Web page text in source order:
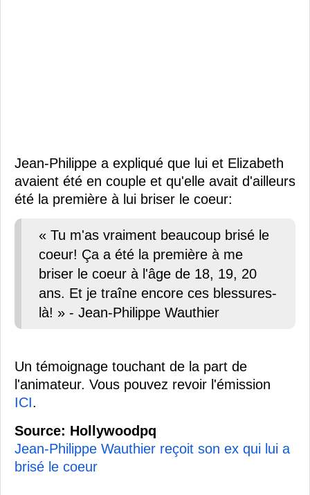
Jean-Philippe a expliqué que lui et Elizabeth
avaient été en couple et qu'elle avait d'ailleurs
été la première à lui briser le coeur:
« Tu m'as vraiment beaucoup brisé le
coeur! Ça a été la première à me
briser le coeur à l'âge de 18, 19, 20
ans. Et je traîne encore ces blessures-
là! » - Jean-Philippe Wauthier
Un témoignage touchant de la part de
l'animateur. Vous pouvez revoir l'émission
ICI.
Source: Hollywoodpq
Jean-Philippe Wauthier reçoit son ex qui lui a
brisé le coeur